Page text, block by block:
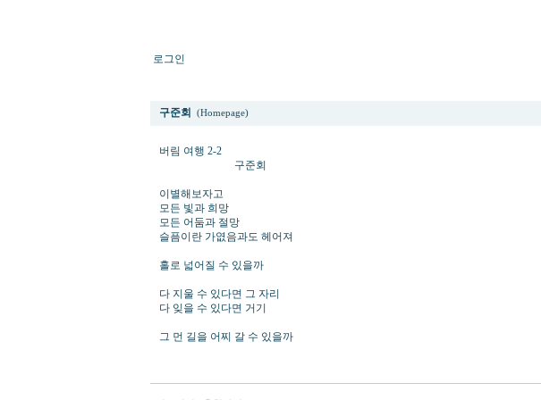
로그인
구준회 (Homepage)
버림 여행 2-2
구준회
이별해보자고
모든 빛과 희망
모든 어둠과 절망
슬픔이란 가엾음과도 헤어져
홀로 넓어질 수 있을까
다 지울 수 있다면 그 자리
다 잊을 수 있다면 거기
그 먼 길을 어찌 갈 수 있을까